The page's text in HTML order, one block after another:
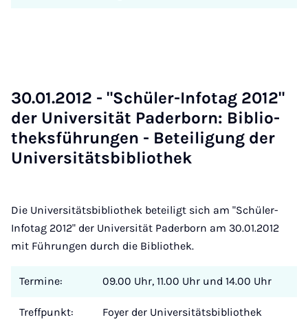
30.01.2012 - "Schü­ler-In­fo­tag 2012"
der Uni­ver­si­tät Pa­der­born: Bi­blio­
theks­füh­run­gen - Be­tei­li­gung der
Uni­ver­si­täts­bi­blio­thek
Die Universitätsbibliothek beteiligt sich am "Schüler-
Infotag 2012" der Universität Paderborn am 30.01.2012
mit Führungen durch die Bibliothek.
Termine: 09.00 Uhr, 11.00 Uhr und 14.00 Uhr
Treffpunkt: Foyer der Universitätsbibliothek